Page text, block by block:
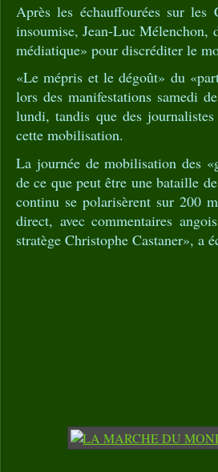
Après les échauffourées sur les
insoumise, Jean-Luc Mélenchon,
médiatique» pour discréditer le
«Le mépris et le dégoût» du
lors des manifestations samedi
lundi, tandis que des
cette mobilisation.
La journée de mobilisation des
de ce que peut être une bataille
continu se polarisèrent sur 200
direct, avec commentaires
stratège Christophe Castaner», a